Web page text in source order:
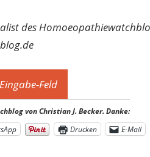
des
von Christian J. Becker. Danke:
Drucken E-Mail